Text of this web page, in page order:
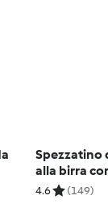
Spezzatino
alla birra
pepi
4.6 (149)